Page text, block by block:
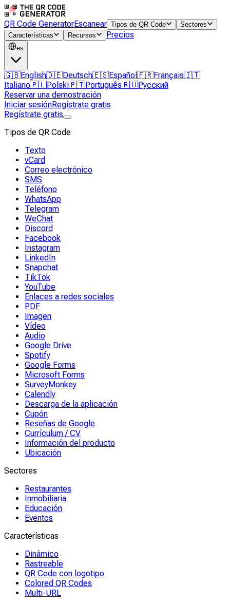
QR Code GeneratorEscanear Tipos de QR Code
Sectores
Características
Recursos Precios
es
🇬🇧English🇩🇪Deutsch🇪🇸Español 🇫🇷Français🇮🇹
Italiano🇵🇱Polski🇵🇹Português🇷🇺Русский
Reservar una demostración
Iniciar sesiónRegístrate gratis
Regístrate gratis
Tipos de QR Code
Texto
vCard
Correo electrónico
SMS
Teléfono
WhatsApp
Telegram
WeChat
Discord
Facebook
Instagram
LinkedIn
Snapchat
TikTok
YouTube
Enlaces a redes sociales
PDF
Imagen
Vídeo
Audio
Google Drive
Spotify
Google Forms
Microsoft Forms
SurveyMonkey
Calendly
Descarga de la aplicación
Cupón
Reseñas de Google
Currículum / CV
Información del producto
Ubicación
Sectores
Restaurantes
Inmobiliaria
Educación
Eventos
Características
Dinámico
Rastreable
QR Code con logotipo
Colored QR Codes
Multi-URL